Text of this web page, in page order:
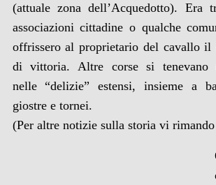
(attuale zona dell’Acquedotto). Era
associazioni cittadine o qualche
offrissero al proprietario del cavallo il
di vittoria. Altre corse si tenevano
nelle “delizie” estensi, insieme a
giostre e tornei.
(Per altre notizie sulla storia vi